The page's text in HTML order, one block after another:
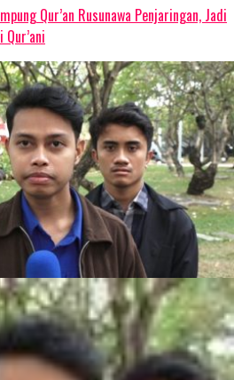
Qur’an Rusunawa Penjaringan, Jadi